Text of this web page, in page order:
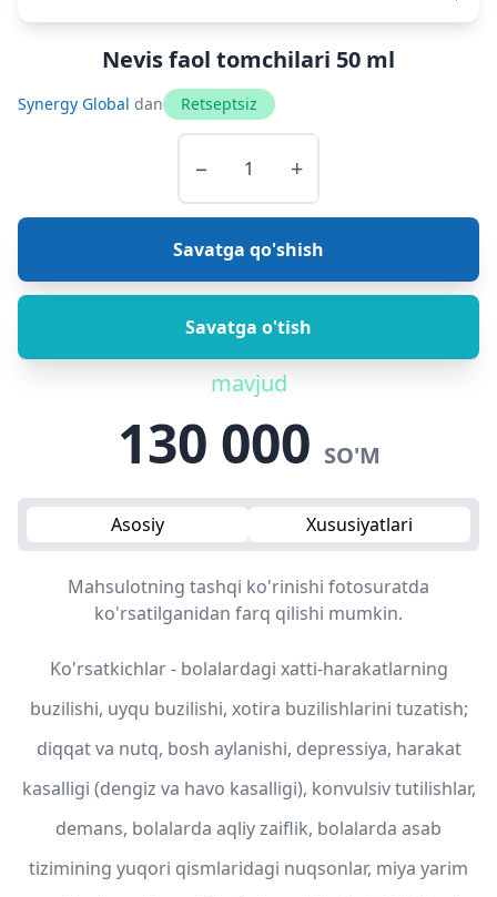
Nevis faol tomchilari 50 ml
Synergy Global dan Retseptsiz
− +
Savatga qo'shish
Savatga o'tish
mavjud
130 000 SO'M
Asosiy Xususiyatlari
Mahsulotning tashqi ko'rinishi fotosuratda
ko'rsatilganidan farq qilishi mumkin.
Ko'rsatkichlar - bolalardagi xatti-harakatlarning
buzilishi, uyqu buzilishi, xotira buzilishlarini tuzatish;
diqqat va nutq, bosh aylanishi, depressiya, harakat
kasalligi (dengiz va havo kasalligi), konvulsiv tutilishlar,
demans, bolalarda aqliy zaiflik, bolalarda asab
tizimining yuqori qismlaridagi nuqsonlar, miya yarim